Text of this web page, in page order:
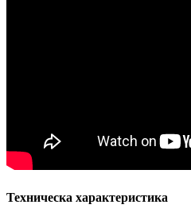
Техническа характеристика